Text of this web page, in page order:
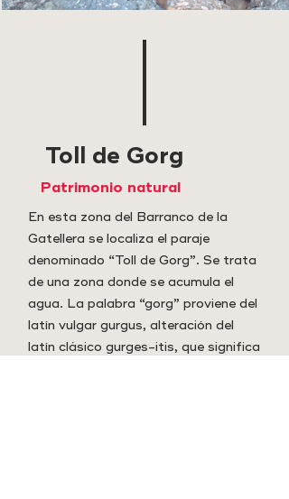
Toll de Gorg
Patrimonio natural
En esta zona del Barranco de la
Gatellera se localiza el paraje
denominado “Toll de Gorg”. Se trata
de una zona donde se acumula el
agua. La palabra “gorg” proviene del
latín vulgar gurgus, alteración del
latín clásico gurges-itis, que significa